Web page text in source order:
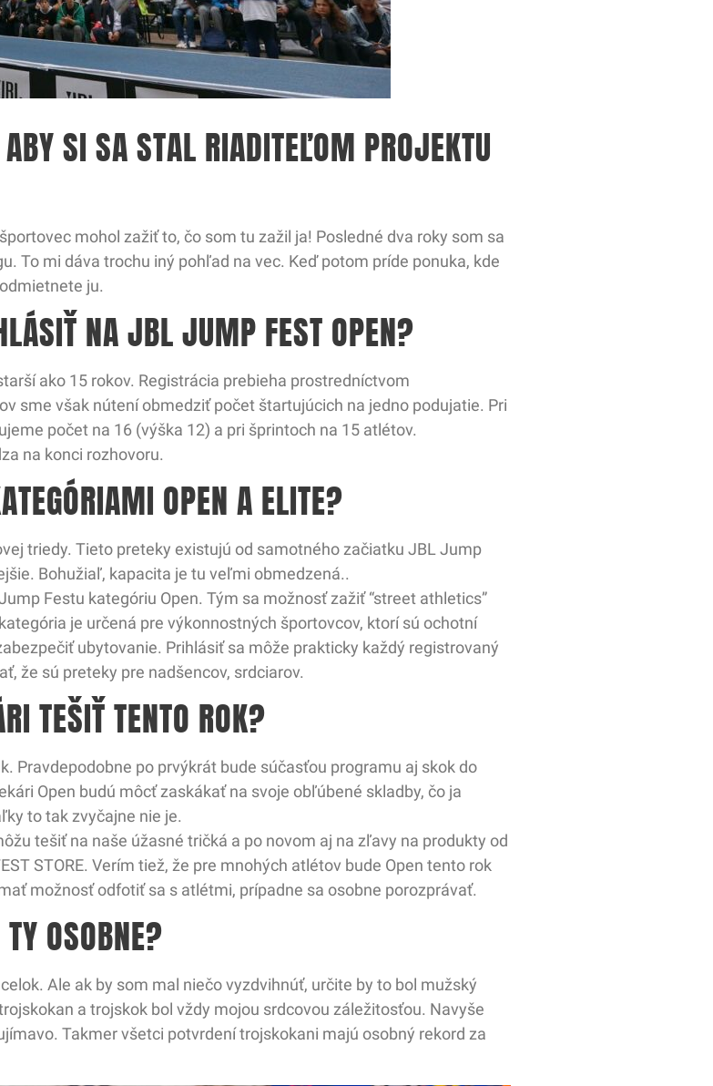
SI SA STAL RIADITEĽOM PROJEKTU
mohol zažiť to, čo som tu zažil ja! Posledné dva roky som sa
To mi dáva trochu iný pohľad na vec. Keď potom príde ponuka, kde
ju.
NA JBL JUMP FEST OPEN?
ako 15 rokov. Registrácia prebieha prostredníctvom
sme však nútení obmedziť počet štartujúcich na jedno podujatie. Pri
počet na 16 (výška 12) a pri šprintoch na 15 atlétov.
na konci rozhovoru.
OPEN A ELITE?
triedy. Tieto preteky existujú od samotného začiatku JBL Jump
Bohužiaľ, kapacita je tu veľmi obmedzená..
Festu kategóriu Open. Tým sa možnosť zažiť “street athletics”
je určená pre výkonnostných športovcov, ktorí sú ochotní
ubytovanie. Prihlásiť sa môže prakticky každý registrovaný
že sú preteky pre nadšencov, srdciarov.
TEŠIŤ TENTO ROK?
Pravdepodobne po prvýkrát bude súčasťou programu aj skok do
Open budú môcť zaskákať na svoje obľúbené skladby, čo ja
to tak zvyčajne nie je.
tešiť na naše úžasné tričká a po novom aj na zľavy na produkty od
STORE. Verím tiež, že pre mnohých atlétov bude Open tento rok
možnosť odfotiť sa s atlétmi, prípadne sa osobne porozprávať.
OSOBNE?
Ale ak by som mal niečo vyzdvihnúť, určite by to bol mužský
a trojskok bol vždy mojou srdcovou záležitosťou. Navyše
Takmer všetci potvrdení trojskokani majú osobný rekord za